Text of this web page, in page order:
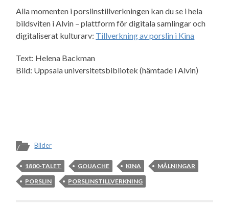
Alla momenten i porslinstillverkningen kan du se i hela
bildsviten i Alvin – plattform för digitala samlingar och
digitaliserat kulturarv: Tillverkning av porslin i Kina
Text: Helena Backman
Bild: Uppsala universitetsbibliotek (hämtade i Alvin)
Bilder
1800-TALET GOUACHE KINA
MÅLNINGAR
PORSLIN
PORSLINSTILLVERKNING